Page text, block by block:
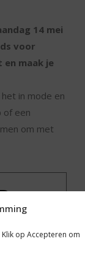
op Accepteren om
14 mei
voor
maak je
in mode en
of een
om met